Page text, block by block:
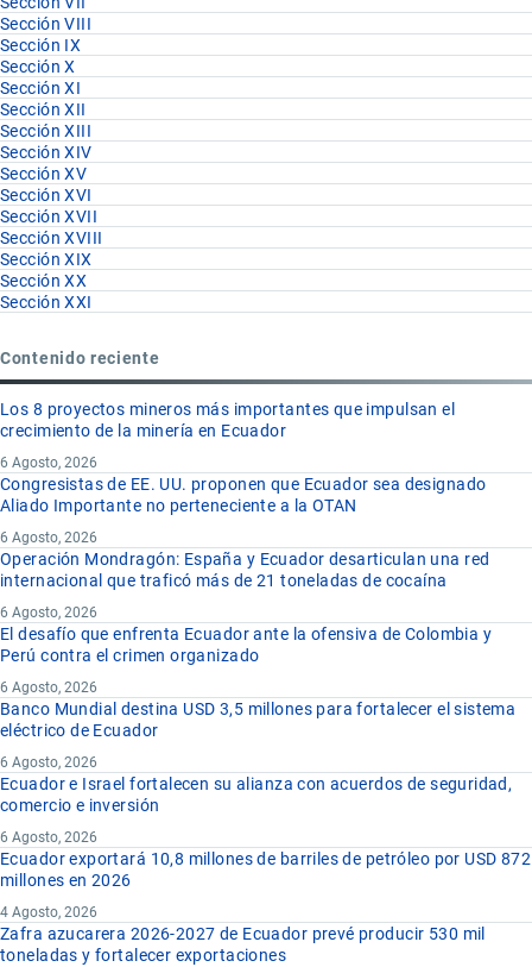
Sección VIII
Sección IX
Sección X
Sección XI
Sección XII
Sección XIII
Sección XIV
Sección XV
Sección XVI
Sección XVII
Sección XVIII
Sección XIX
Sección XX
Sección XXI
Contenido reciente
Los 8 proyectos mineros más importantes que impulsan el
crecimiento de la minería en Ecuador
6 Agosto, 2026
Congresistas de EE. UU. proponen que Ecuador sea designado
Aliado Importante no perteneciente a la OTAN
6 Agosto, 2026
Operación Mondragón: España y Ecuador desarticulan una red
internacional que traficó más de 21 toneladas de cocaína
6 Agosto, 2026
El desafío que enfrenta Ecuador ante la ofensiva de Colombia y
Perú contra el crimen organizado
6 Agosto, 2026
Banco Mundial destina USD 3,5 millones para fortalecer el sistema
eléctrico de Ecuador
6 Agosto, 2026
Ecuador e Israel fortalecen su alianza con acuerdos de seguridad,
comercio e inversión
6 Agosto, 2026
Ecuador exportará 10,8 millones de barriles de petróleo por USD 872
millones en 2026
4 Agosto, 2026
Zafra azucarera 2026-2027 de Ecuador prevé producir 530 mil
toneladas y fortalecer exportaciones